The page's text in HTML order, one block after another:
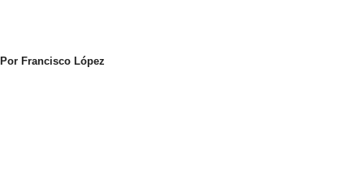
Por Francisco López